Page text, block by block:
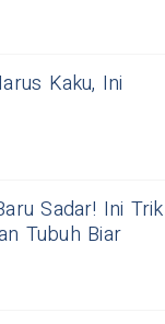
Kaku, Ini
Sadar! Ini Trik
Tubuh Biar